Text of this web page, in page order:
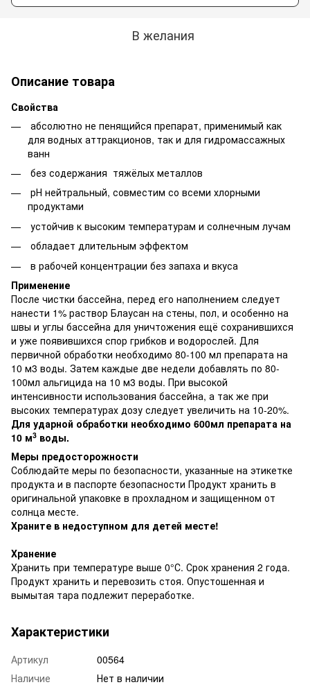
В желания
Описание товара
Свойства
абсолютно не пенящийся препарат, применимый как
для водных аттракционов, так и для гидромассажных
ванн
без содержания тяжёлых металлов
рН нейтральный, совместим со всеми хлорными
продуктами
устойчив к высоким температурам и солнечным лучам
обладает длительным эффектом
в рабочей концентрации без запаха и вкуса
Применение
После чистки бассейна, перед его наполнением следует
нанести 1% раствор Блаусан на стены, пол, и особенно на
швы и углы бассейна для уничтожения ещё сохранившихся
и уже появившихся спор грибков и водорослей. Для
первичной обработки необходимо 80-100 мл препарата на
10 м3 воды. Затем каждые две недели добавлять по 80-
100мл альгицида на 10 м3 воды. При высокой
интенсивности использования бассейна, а так же при
высоких температурах дозу следует увеличить на 10-20%.
Для ударной обработки необходимо 600мл препарата на
10 м3 воды.
Меры предосторожности
Соблюдайте меры по безопасности, указанные на этикетке
продукта и в паспорте безопасности Продукт хранить в
оригинальной упаковке в прохладном и защищенном от
солнца месте.
Храните в недоступном для детей месте!
Хранение
Хранить при температуре выше 0°С. Срок хранения 2 года.
Продукт хранить и перевозить стоя. Опустошенная и
вымытая тара подлежит переработке.
Характеристики
Артикул
00564
Наличие
Нет в наличии